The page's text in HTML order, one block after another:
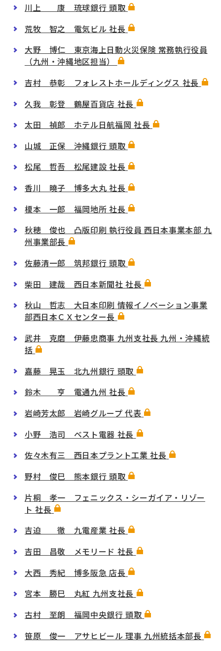
川上 康 琉球銀行 頭取
荒牧 智之 電気ビル 社長
大野 博仁 東京海上日動火災保険 常務執行役員
（九州・沖縄地区担当）
吉村 恭彰 フォレストホールディングス 社長
久我 彰登 鶴屋百貨店 社長
太田 禎郎 ホテル日航福岡 社長
山城 正保 沖縄銀行 頭取
松尾 哲吾 松尾建設 社長
香川 曉子 博多大丸 社長
榎本 一郎 福岡地所 社長
秋穂 俊也 凸版印刷 執行役員 西日本事業本部 九
州事業部長
佐藤清一郎 筑邦銀行 頭取
柴田 建哉 西日本新聞社 社長
秋山 哲志 大日本印刷 情報イノベーション事業
部西日本ＣＸセンター長
武井 克磨 伊藤忠商事 九州支社長 九州・沖縄統
括
嘉藤 晃玉 北九州銀行 頭取
鈴木 亨 電通九州 社長
岩崎芳太郎 岩崎グループ 代表
小野 浩司 ベスト電器 社長
佐々木有三 西日本プラント工業 社長
野村 俊巳 熊本銀行 頭取
片桐 孝一 フェニックス・シーガイア・リゾー
ト 社長
吉迫 徹 九電産業 社長
吉田 昌敬 メモリード 社長
大西 秀紀 博多阪急 店長
宮本 勝巳 丸紅 九州支社長
古村 至朗 福岡中央銀行 頭取
笹原 俊一 アサヒビール 理事 九州統括本部長